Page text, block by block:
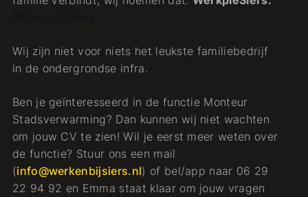
Wij zijn niet voor niets het leukste familiebedrijf
in de ondergrondse infra.
Ben je geïnteresseerd in de functie Monteur
Stadsverwarming? Dan kunnen wij niet wachten
om jouw CV te zien! Wil je eerst meer weten over
de functie? Stuur ons een mail
(info@werkenbijsiers.nl) of bel/app naar 06 29
22 94 92 en Emma staat klaar om jouw vragen